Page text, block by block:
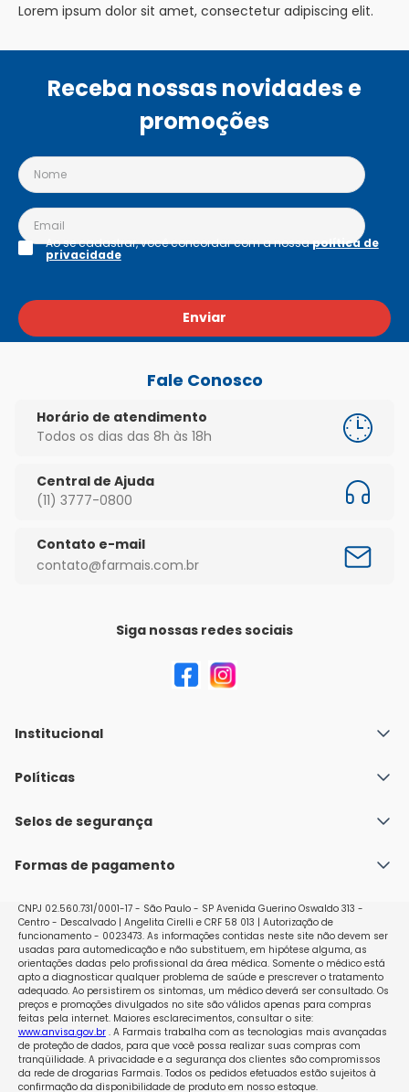
Lorem ipsum dolor sit amet, consectetur adipiscing elit.
Receba nossas novidades e
promoções
Enviar
Ao se cadastrar, você concordar com a nossapolítica de
privacidade
Fale Conosco
Horário de atendimento
Todos os dias das 8h às 18h
Central de Ajuda
(11) 3777-0800
Contato e-mail
contato@farmais.com.br
Siga nossas redes sociais
Institucional
Quem Somos
Nossas lojas
Políticas
Política de Envio
Políticas de Trocas e Devoluções
Selos de segurança
Formas de pagamento
CNPJ 02.560.731/0001-17 - São Paulo - SP Avenida Guerino Oswaldo 313 -
Centro - Descalvado | Angelita Cirelli e CRF 58 013 | Autorização de
funcionamento - 0023473. As informações contidas neste site não devem ser
usadas para automedicação e não substituem, em hipótese alguma, as
orientações dadas pelo profissional da área médica. Somente o médico está
apto a diagnosticar qualquer problema de saúde e prescrever o tratamento
adequado. Ao persistirem os sintomas, um médico deverá ser consultado. Os
preços e promoções divulgados no site são válidos apenas para compras
feitas pela internet. Maiores esclarecimentos, consultar o site:
www.anvisa.gov.br. A Farmais trabalha com as tecnologias mais avançadas
de proteção de dados, para que você possa realizar suas compras com
tranqüilidade. A privacidade e a segurança dos clientes são compromissos
da rede de drogarias Farmais. Todos os pedidos efetuados estão sujeitos à
confirmação da disponibilidade de produto em nosso estoque.